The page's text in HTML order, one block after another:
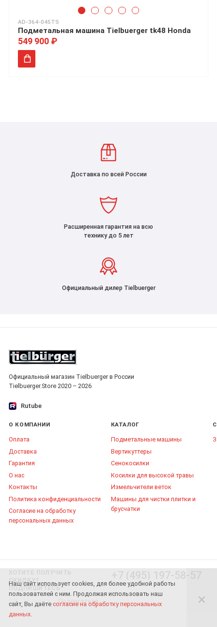
AD-364-045TS
Подметальная машина Tielbuerger tk48 Honda
549 900 ₽
Доставка по всей России
Расширенная гарантия на всю
технику до 5 лет
Официальный дилер Tielbuerger
Наш сайт использует cookies, для более удобной работы
пользователей с ним. Продолжая использовать наш
сайт, Вы даёте согласие на обработку персональных
данных.
Официальный магазин Tielbuerger в России
Tielbuerger.Store 2020 – 2026
Rutube
О КОМПАНИИ
Оплата
Доставка
Гарантия
О нас
Контакты
Политика конфиденциальности
Согласие на обработку
персональных данных
КАТАЛОГ
Подметальные машины
Вертикуттеры
Сенокосилки
Косилки для высокой травы
Измельчители веток
Машины для чистки плитки и
брусчатки
СКИДКУ?
ПОДПИШИТЕСЬ
Подписаться